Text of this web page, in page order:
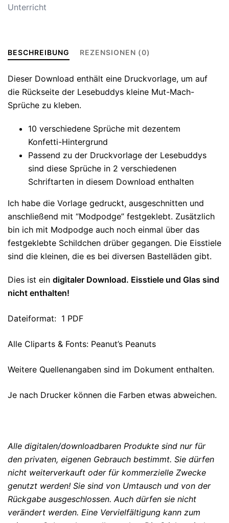
Unterricht
BESCHREIBUNG REZENSIONEN (0)
Dieser Download enthält eine Druckvorlage, um auf
die Rückseite der Lesebuddys kleine Mut-Mach-
Sprüche zu kleben.
10 verschiedene Sprüche mit dezentem
Konfetti-Hintergrund
Passend zu der Druckvorlage der Lesebuddys
sind diese Sprüche in 2 verschiedenen
Schriftarten in diesem Download enthalten
Ich habe die Vorlage gedruckt, ausgeschnitten und
anschließend mit “Modpodge” festgeklebt. Zusätzlich
bin ich mit Modpodge auch noch einmal über das
festgeklebte Schildchen drüber gegangen. Die Eisstiele
sind die kleinen, die es bei diversen Bastelläden gibt.
Dies ist ein digitaler Download. Eisstiele und Glas sind
nicht enthalten!
Dateiformat: 1 PDF
Alle Cliparts & Fonts: Peanut’s Peanuts
Weitere Quellenangaben sind im Dokument enthalten.
Je nach Drucker können die Farben etwas abweichen.
Alle digitalen/downloadbaren Produkte sind nur für
den privaten, eigenen Gebrauch bestimmt. Sie dürfen
nicht weiterverkauft oder für kommerzielle Zwecke
genutzt werden! Sie sind von Umtausch und von der
Rückgabe ausgeschlossen. Auch dürfen sie nicht
verändert werden. Eine Vervielfältigung kann zum